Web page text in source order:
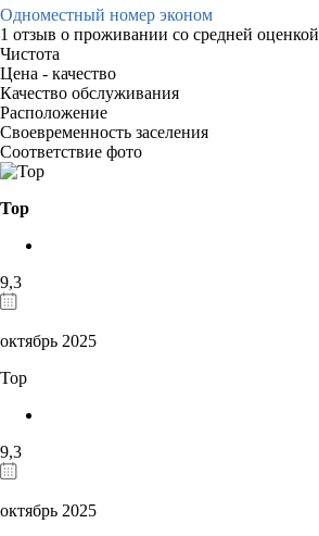
Одноместный номер эконом
1 отзыв о проживании со средней оценкой
Чистота
Цена - качество
Качество обслуживания
Расположение
Своевременность заселения
Соответствие фото
Тор
9,3
октябрь 2025
Тор
9,3
октябрь 2025